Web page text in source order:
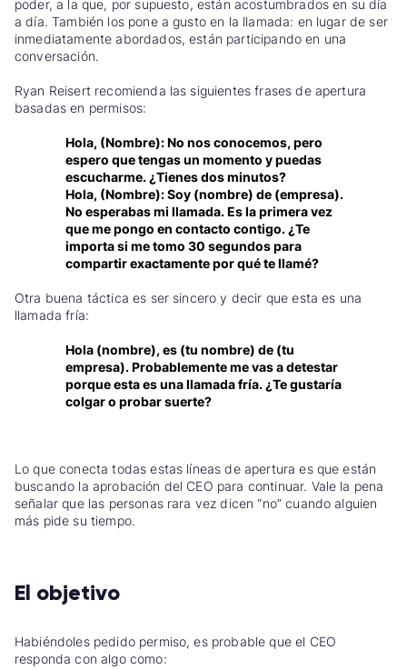
poder, a la que, por supuesto, están acostumbrados en su día
a día. También los pone a gusto en la llamada: en lugar de ser
inmediatamente abordados, están participando en una
conversación.
Ryan Reisert recomienda las siguientes frases de apertura
basadas en permisos:
Hola, (Nombre): No nos conocemos, pero
espero que tengas un momento y puedas
escucharme. ¿Tienes dos minutos?
Hola, (Nombre): Soy (nombre) de (empresa).
No esperabas mi llamada. Es la primera vez
que me pongo en contacto contigo. ¿Te
importa si me tomo 30 segundos para
compartir exactamente por qué te llamé?
Otra buena táctica es ser sincero y decir que esta es una
llamada fría:
Hola (nombre), es (tu nombre) de (tu
empresa). Probablemente me vas a detestar
porque esta es una llamada fría. ¿Te gustaría
colgar o probar suerte?
Lo que conecta todas estas líneas de apertura es que están
buscando la aprobación del CEO para continuar. Vale la pena
señalar que las personas rara vez dicen “no” cuando alguien
más pide su tiempo.
El objetivo
Habiéndoles pedido permiso, es probable que el CEO
responda con algo como: